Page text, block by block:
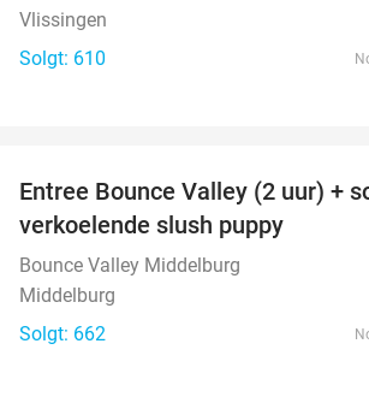
Vlissingen
Solgt: 610
Entree Bounce Valley (2 uur) +
verkoelende slush puppy
Bounce Valley Middelburg
Middelburg
Solgt: 662